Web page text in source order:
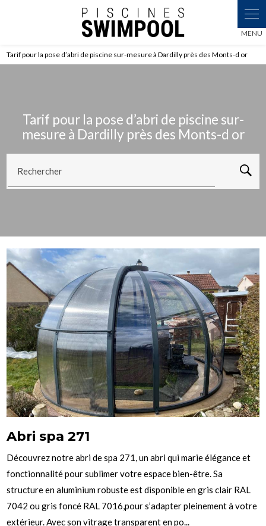
Tarif pour la pose d’abri de piscine sur-mesure à Dardilly près des Monts-d or
Tarif pour la pose d’abri de piscine sur-
mesure à Dardilly près des Monts-d or
Rechercher
Abri spa 271
Découvrez notre abri de spa 271, un abri qui marie élégance et
fonctionnalité pour sublimer votre espace bien-être. Sa
structure en aluminium robuste est disponible en gris clair RAL
7042 ou gris foncé RAL 7016,pour s’adapter pleinement à votre
extérieur. Avec son vitrage transparent en po...